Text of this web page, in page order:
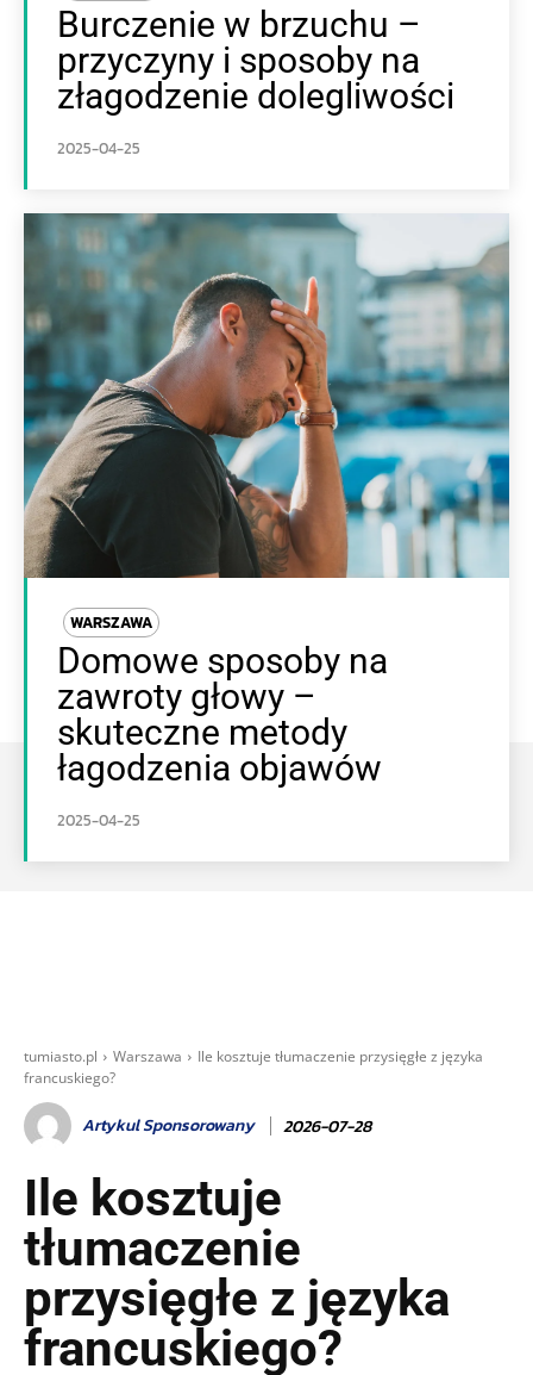
Burczenie w brzuchu –
przyczyny i sposoby na
złagodzenie dolegliwości
2025-04-25
WARSZAWA
Domowe sposoby na
zawroty głowy –
skuteczne metody
łagodzenia objawów
2025-04-25